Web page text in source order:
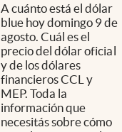
A cuánto está el dólar
blue hoy domingo 9 de
agosto. Cuál es el
precio del dólar oficial
y de los dólares
financieros CCL y
MEP. Toda la
información que
necesitás sobre cómo